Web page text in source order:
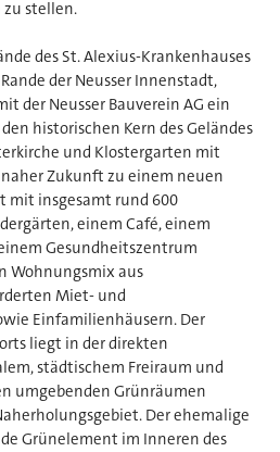
zu stellen.
des St. Alexius-Krankenhauses
der Neusser Innenstadt,
der Neusser Bauverein AG ein
historischen Kern des Geländes
und Klostergarten mit
Zukunft zu einem neuen
insgesamt rund 600
einem Café, einem
Gesundheitszentrum
Wohnungsmix aus
Miet- und
Einfamilienhäusern. Der
liegt in der direkten
städtischem Freiraum und
umgebenden Grünräumen
Der ehemalige
Grünelement im Inneren des